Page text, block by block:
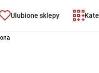
Ulubione sklepy
–